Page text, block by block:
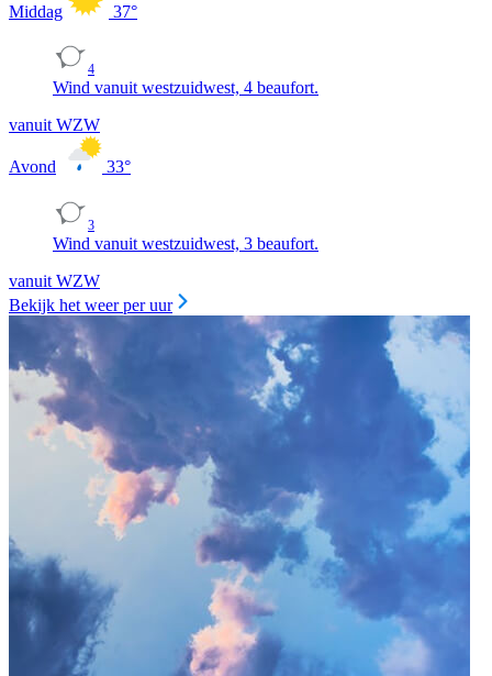
Middag 37°
4
Wind vanuit westzuidwest, 4 beaufort.
vanuit WZW
Avond 33°
3
Wind vanuit westzuidwest, 3 beaufort.
vanuit WZW
Bekijk het weer per uur